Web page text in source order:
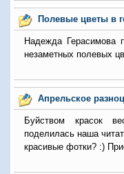
Полевые цветы в
Надежда Герасимова
незаметных полевых
Апрельское
Буйством красок
поделилась наша
красивые фотки? :)